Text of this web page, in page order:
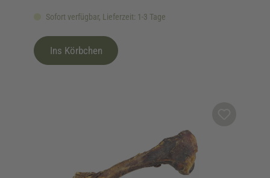
Sofort verfügbar, Lieferzeit: 1-3 Tage
Ins Körbchen